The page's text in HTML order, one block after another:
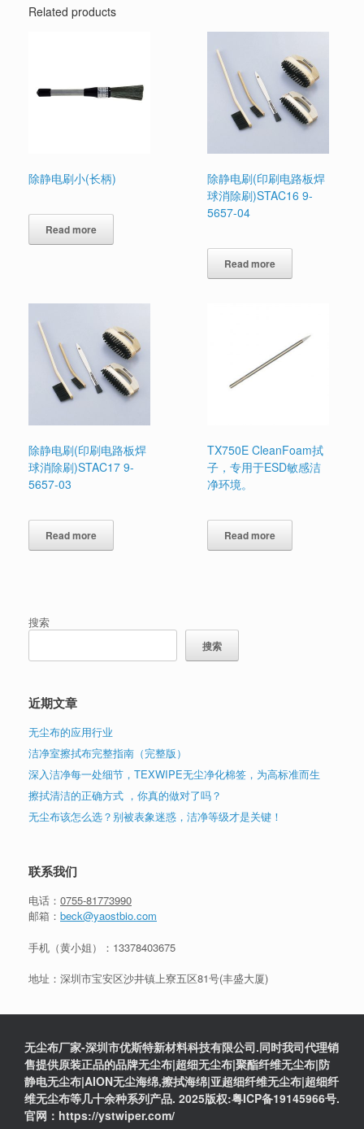
Related products
除静电刷小(长柄)
Read more
除静电刷(印刷电路板焊
球消除刷)STAC16 9-
5657-04
Read more
除静电刷(印刷电路板焊
球消除刷)STAC17 9-
5657-03
Read more
TX750E CleanFoam拭
子，专用于ESD敏感洁
净环境。
Read more
搜索
搜索
近期文章
无尘布的应用行业
洁净室擦拭布完整指南（完整版）
深入洁净每一处细节，TEXWIPE无尘净化棉签，为高标准而生
擦拭清洁的正确方式 ，你真的做对了吗？
无尘布该怎么选？别被表象迷惑，洁净等级才是关键！
联系我们
电话： 0755-81773990
邮箱： beck@yaostbio.com
手机（黄小姐）： 13378403675
地址：深圳市宝安区沙井镇上寮五区81号(丰盛大厦)
无尘布厂家-深圳市优斯特新材料科技有限公司.同时我司代理销
售提供原装正品的品牌无尘布|超细无尘布|聚酯纤维无尘布|防
静电无尘布|AION无尘海绵,擦拭海绵|亚超细纤维无尘布|超细纤
维无尘布等几十余种系列产品. 2025版权:粤ICP备19145966号.
官网：https://ystwiper.com/